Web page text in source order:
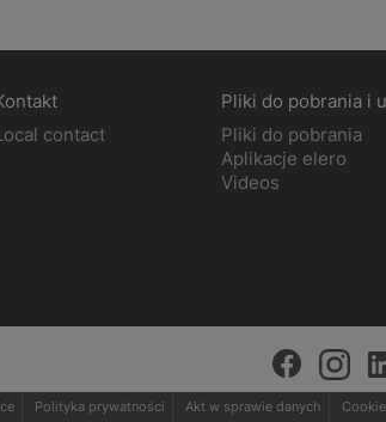
contact
Pliki do pobrania i
Pliki do pobrania
Aplikacje elero
Videos
Polityka prywatności Akt w sprawie danych